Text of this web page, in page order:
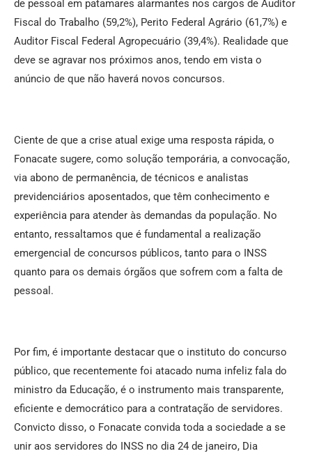
de pessoal em patamares alarmantes nos cargos de Auditor
Fiscal do Trabalho (59,2%), Perito Federal Agrário (61,7%) e
Auditor Fiscal Federal Agropecuário (39,4%). Realidade que
deve se agravar nos próximos anos, tendo em vista o
anúncio de que não haverá novos concursos.
Ciente de que a crise atual exige uma resposta rápida, o
Fonacate sugere, como solução temporária, a convocação,
via abono de permanência, de técnicos e analistas
previdenciários aposentados, que têm conhecimento e
experiência para atender às demandas da população. No
entanto, ressaltamos que é fundamental a realização
emergencial de concursos públicos, tanto para o INSS
quanto para os demais órgãos que sofrem com a falta de
pessoal.
Por fim, é importante destacar que o instituto do concurso
público, que recentemente foi atacado numa infeliz fala do
ministro da Educação, é o instrumento mais transparente,
eficiente e democrático para a contratação de servidores.
Convicto disso, o Fonacate convida toda a sociedade a se
unir aos servidores do INSS no dia 24 de janeiro, Dia